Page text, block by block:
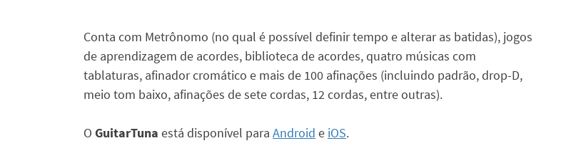
Conta com Metrônomo (no qual é possível definir tempo e alterar as batidas), jogos
de aprendizagem de acordes, biblioteca de acordes, quatro músicas com
tablaturas, afinador cromático e mais de 100 afinações (incluindo padrão, drop-D,
meio tom baixo, afinações de sete cordas, 12 cordas, entre outras).
O GuitarTuna está disponível para Android e iOS.